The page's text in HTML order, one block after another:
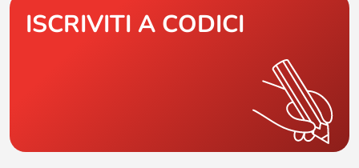
ISCRIVITI A CODICI